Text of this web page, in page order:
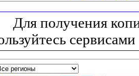
Для получения
сервисами